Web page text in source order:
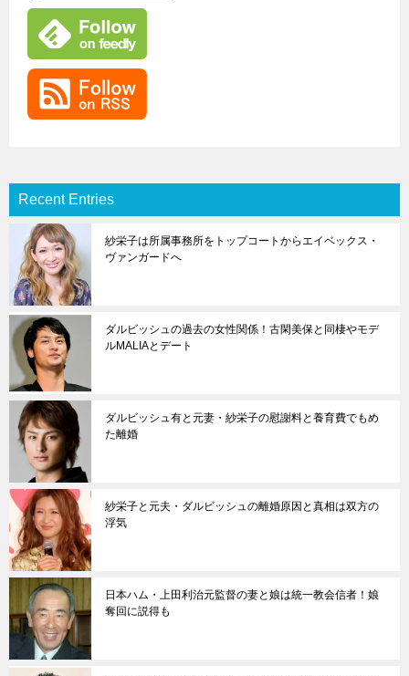
Recent Entries
紗栄子は所属事務所をトップコートからエイベックス・
ヴァンガードへ
ダルビッシュの過去の女性関係！古閑美保と同棲やモデ
ルMALIAとデート
ダルビッシュ有と元妻・紗栄子の慰謝料と養育費でもめ
た離婚
紗栄子と元夫・ダルビッシュの離婚原因と真相は双方の
浮気
日本ハム・上田利治元監督の妻と娘は統一教会信者！娘
奪回に説得も